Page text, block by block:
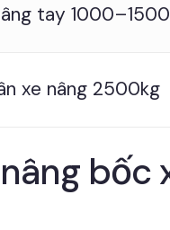
tay
xe nâng 2500kg